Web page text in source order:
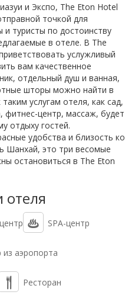
и Экспо, The Eton Hotel
точкой для
туристы по достоинству
в отеле. В The
услужливый
вам качественное
отдельный душ и ванная,
шторы можно найти в
услугам отеля, как сад,
фитнес-центр, массаж, будет
отдыху гостей.
удобства и близость ко
Шанхай, это три весомые
остановиться в The Eton
отеля
SPA-центр
аэропорта
Ресторан